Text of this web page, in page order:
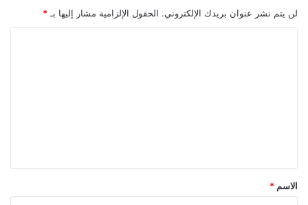
لن يتم نشر عنوان بريدك الإلكتروني. الحقول الإلزامية مشار إليها بـ *
*
الاسم *